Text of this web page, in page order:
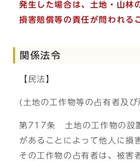
発生した場合は、土地・山林
損害賠償等の責任が問われる
関係法令
【民法】
(土地の工作物等の占有者及
第717条 土地の工作物の設
があることによって他人に損
その工作物の占有者は、被害